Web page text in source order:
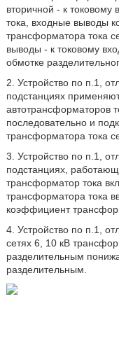
вторичной - к токовому
тока, входные выводы
трансформатора тока
выводы - к токовому
обмотке
2. Устройство по п.1,
подстанциях
автотрансформаторов
последовательно и
трансформатора тока
3. Устройство по п.1,
подстанциях,
трансформатор тока
трансформатора тока
коэффициент
4. Устройство по п.1,
сетях 6, 10 кВ
разделительным
разделительным.